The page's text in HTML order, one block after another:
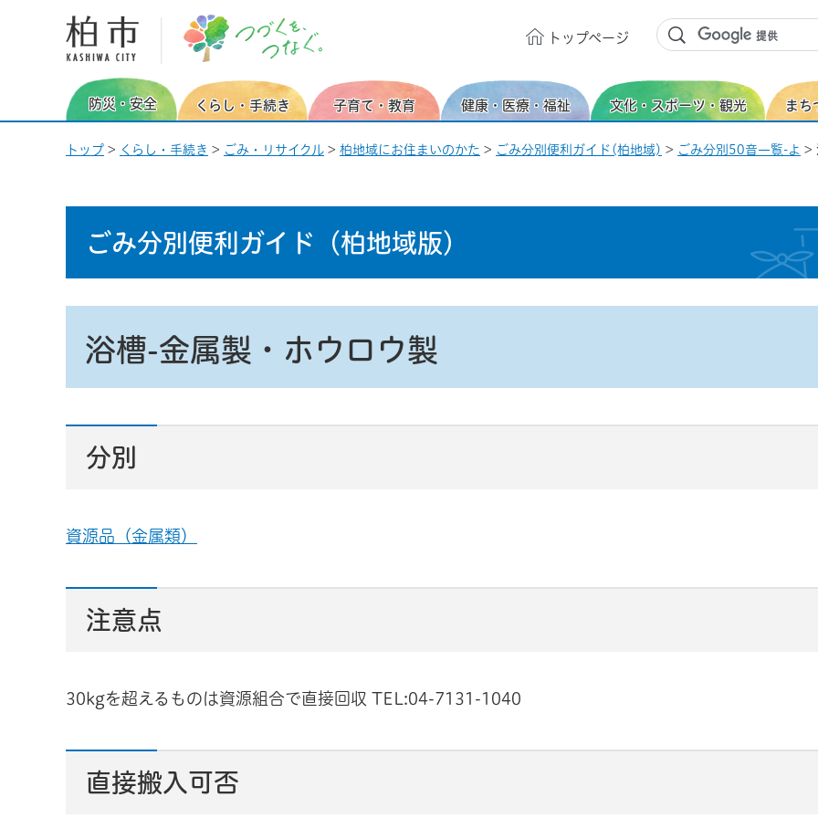
柏市 つづくを、つなぐ。
トップページ
防災・安全 くらし・手続き 子育て・教育 健康・医療・福祉 文化・スポーツ・観光 まち
トップ > くらし・手続き > ごみ・リサイクル > 柏地域にお住まいのかた > ごみ分別便利ガイド(柏地域) > ごみ分別50音一覧-よ >
ごみ分別便利ガイド （柏地域版）
浴槽-金属製・ホウロウ製
分別
資源品（金属類）
注意点
30kgを超えるものは資源組合で直接回収 TEL:04-7131-1040
直接搬入可否